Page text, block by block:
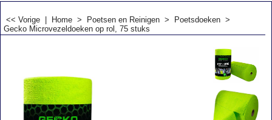
<< Vorige Home > Poetsen en Reinigen > Poetsdoeken >
Gecko Microvezeldoeken op rol, 75 stuks